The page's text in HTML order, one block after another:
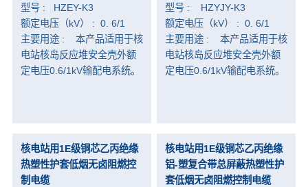
型号 : HZEY-K3
额定电压（kV） : 0. 6/1
主要用途 : 本产品适用于核
电站核岛反应堆安全壳外额
定电压0.6/1kV输配电系统。
型号 : HZYJY-K3
额定电压（kV） : 0. 6/1
主要用途 : 本产品适用于核
电站核岛反应堆安全壳外额
定电压0.6/1kV输配电系统。
核电站用1E级铜芯乙丙绝缘
热塑性护套低烟无卤阻燃控
制电缆
核电站用1E级铜芯乙丙绝缘
铝-塑复合带总屏蔽热塑性护
套低烟无卤阻燃控制电缆